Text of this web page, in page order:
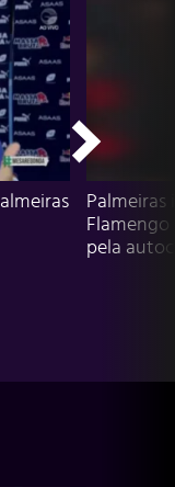
Flamengo
pela